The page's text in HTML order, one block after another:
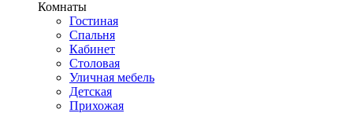
Комнаты
Гостиная
Спальня
Кабинет
Столовая
Уличная мебель
Детская
Прихожая